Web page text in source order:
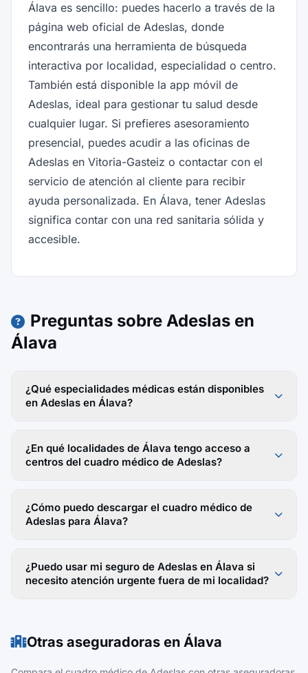
Álava es sencillo: puedes hacerlo a través de la
página web oficial de Adeslas, donde
encontrarás una herramienta de búsqueda
interactiva por localidad, especialidad o centro.
También está disponible la app móvil de
Adeslas, ideal para gestionar tu salud desde
cualquier lugar. Si prefieres asesoramiento
presencial, puedes acudir a las oficinas de
Adeslas en Vitoria-Gasteiz o contactar con el
servicio de atención al cliente para recibir
ayuda personalizada. En Álava, tener Adeslas
significa contar con una red sanitaria sólida y
accesible.
Preguntas sobre Adeslas en
Álava
¿Qué especialidades médicas están disponibles
en Adeslas en Álava?
¿En qué localidades de Álava tengo acceso a
centros del cuadro médico de Adeslas?
¿Cómo puedo descargar el cuadro médico de
Adeslas para Álava?
¿Puedo usar mi seguro de Adeslas en Álava si
necesito atención urgente fuera de mi localidad?
Otras aseguradoras en Álava